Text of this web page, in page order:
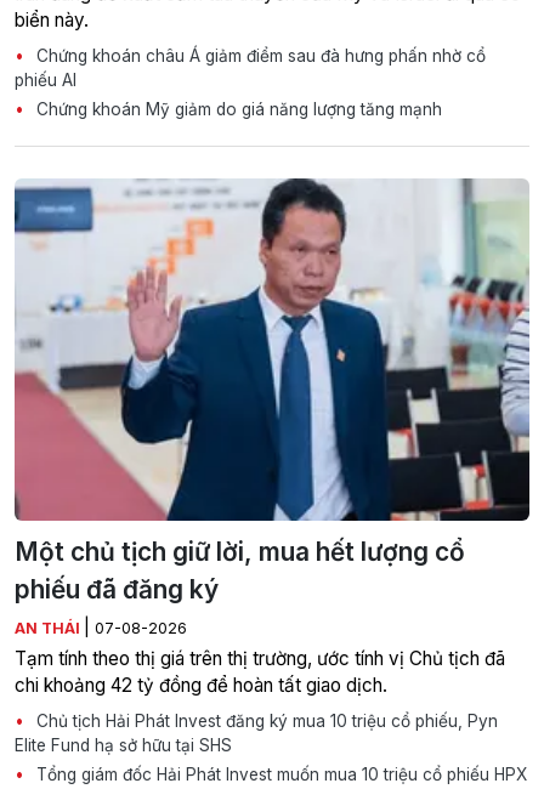
biển này.
Chứng khoán châu Á giảm điểm sau đà hưng phấn nhờ cổ
phiếu AI
Chứng khoán Mỹ giảm do giá năng lượng tăng mạnh
Một chủ tịch giữ lời, mua hết lượng cổ
phiếu đã đăng ký
AN THÁI 07-08-2026
Tạm tính theo thị giá trên thị trường, ước tính vị Chủ tịch đã
chi khoảng 42 tỷ đồng để hoàn tất giao dịch.
Chủ tịch Hải Phát Invest đăng ký mua 10 triệu cổ phiếu, Pyn
Elite Fund hạ sở hữu tại SHS
Tổng giám đốc Hải Phát Invest muốn mua 10 triệu cổ phiếu HPX